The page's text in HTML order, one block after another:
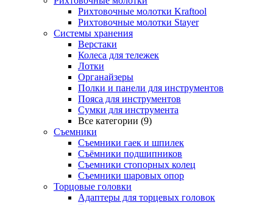
Рихтовочные молотки Kraftool
Рихтовочные молотки Stayer
Системы хранения
Верстаки
Колеса для тележек
Лотки
Органайзеры
Полки и панели для инструментов
Пояса для инструментов
Сумки для инструмента
Все категории (9)
Съемники
Съемники гаек и шпилек
Съёмники подшипников
Съемники стопорных колец
Съемники шаровых опор
Торцовые головки
Адаптеры для торцевых головок